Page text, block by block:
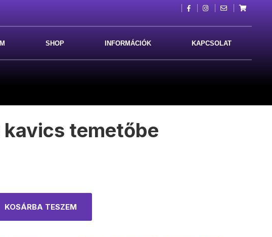
SHOP INFORMÁCIÓK KAPCSOLAT
kavics temetőbe
KOSÁRBA TESZEM